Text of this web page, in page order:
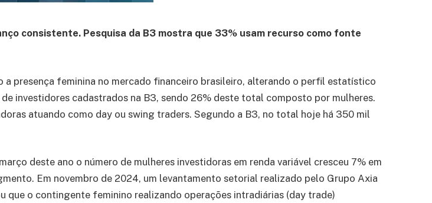
consistente. Pesquisa da B3 mostra que 33% usam recurso como fonte
presença feminina no mercado financeiro brasileiro, alterando o perfil estatístico
investidores cadastrados na B3, sendo 26% deste total composto por mulheres.
atuando como day ou swing traders. Segundo a B3, no total hoje há 350 mil
deste ano o número de mulheres investidoras em renda variável cresceu 7% em
Em novembro de 2024, um levantamento setorial realizado pelo Grupo Axia
que o contingente feminino realizando operações intradiárias (day trade)